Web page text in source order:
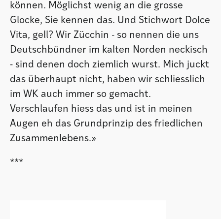
können. Möglichst wenig an die grosse
Glocke, Sie kennen das. Und Stichwort Dolce
Vita, gell? Wir Zücchin - so nennen die uns
Deutschbündner im kalten Norden neckisch
- sind denen doch ziemlich wurst. Mich juckt
das überhaupt nicht, haben wir schliesslich
im WK auch immer so gemacht.
Verschlaufen hiess das und ist in meinen
Augen eh das Grundprinzip des friedlichen
Zusammenlebens.»
***